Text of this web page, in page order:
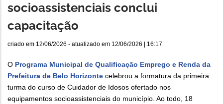
socioassistenciais conclui
capacitação
criado em 12/06/2026 - atualizado em 12/06/2026 | 16:17
O Programa Municipal de Qualificação Emprego e Renda da
Prefeitura de Belo Horizonte celebrou a formatura da primeira
turma do curso de Cuidador de Idosos ofertado nos
equipamentos socioassistenciais do município. Ao todo, 18